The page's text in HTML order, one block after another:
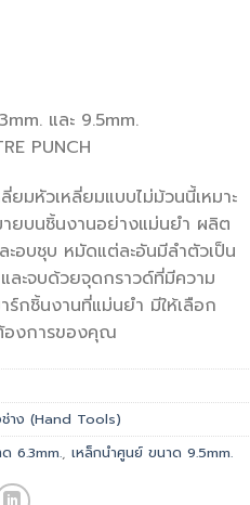
และ 9.5mm.
PUNCH
ลี่ยมหัวเหลี่ยมแบบไม่ม้วนนี้เหมาะ
ายบนชิ้นงานอย่างแม่นยำ ผลิต
อบชุบ หมัดแต่ละอันมีลำตัวเป็น
ละจบด้วยจุดกราวด์ที่มีความ
ร์กชิ้นงานที่แม่นยำ มีให้เลือก
องการของคุณ
ช่าง (Hand Tools)
6.3mm., เหล็กนำศูนย์ ขนาด 9.5mm.